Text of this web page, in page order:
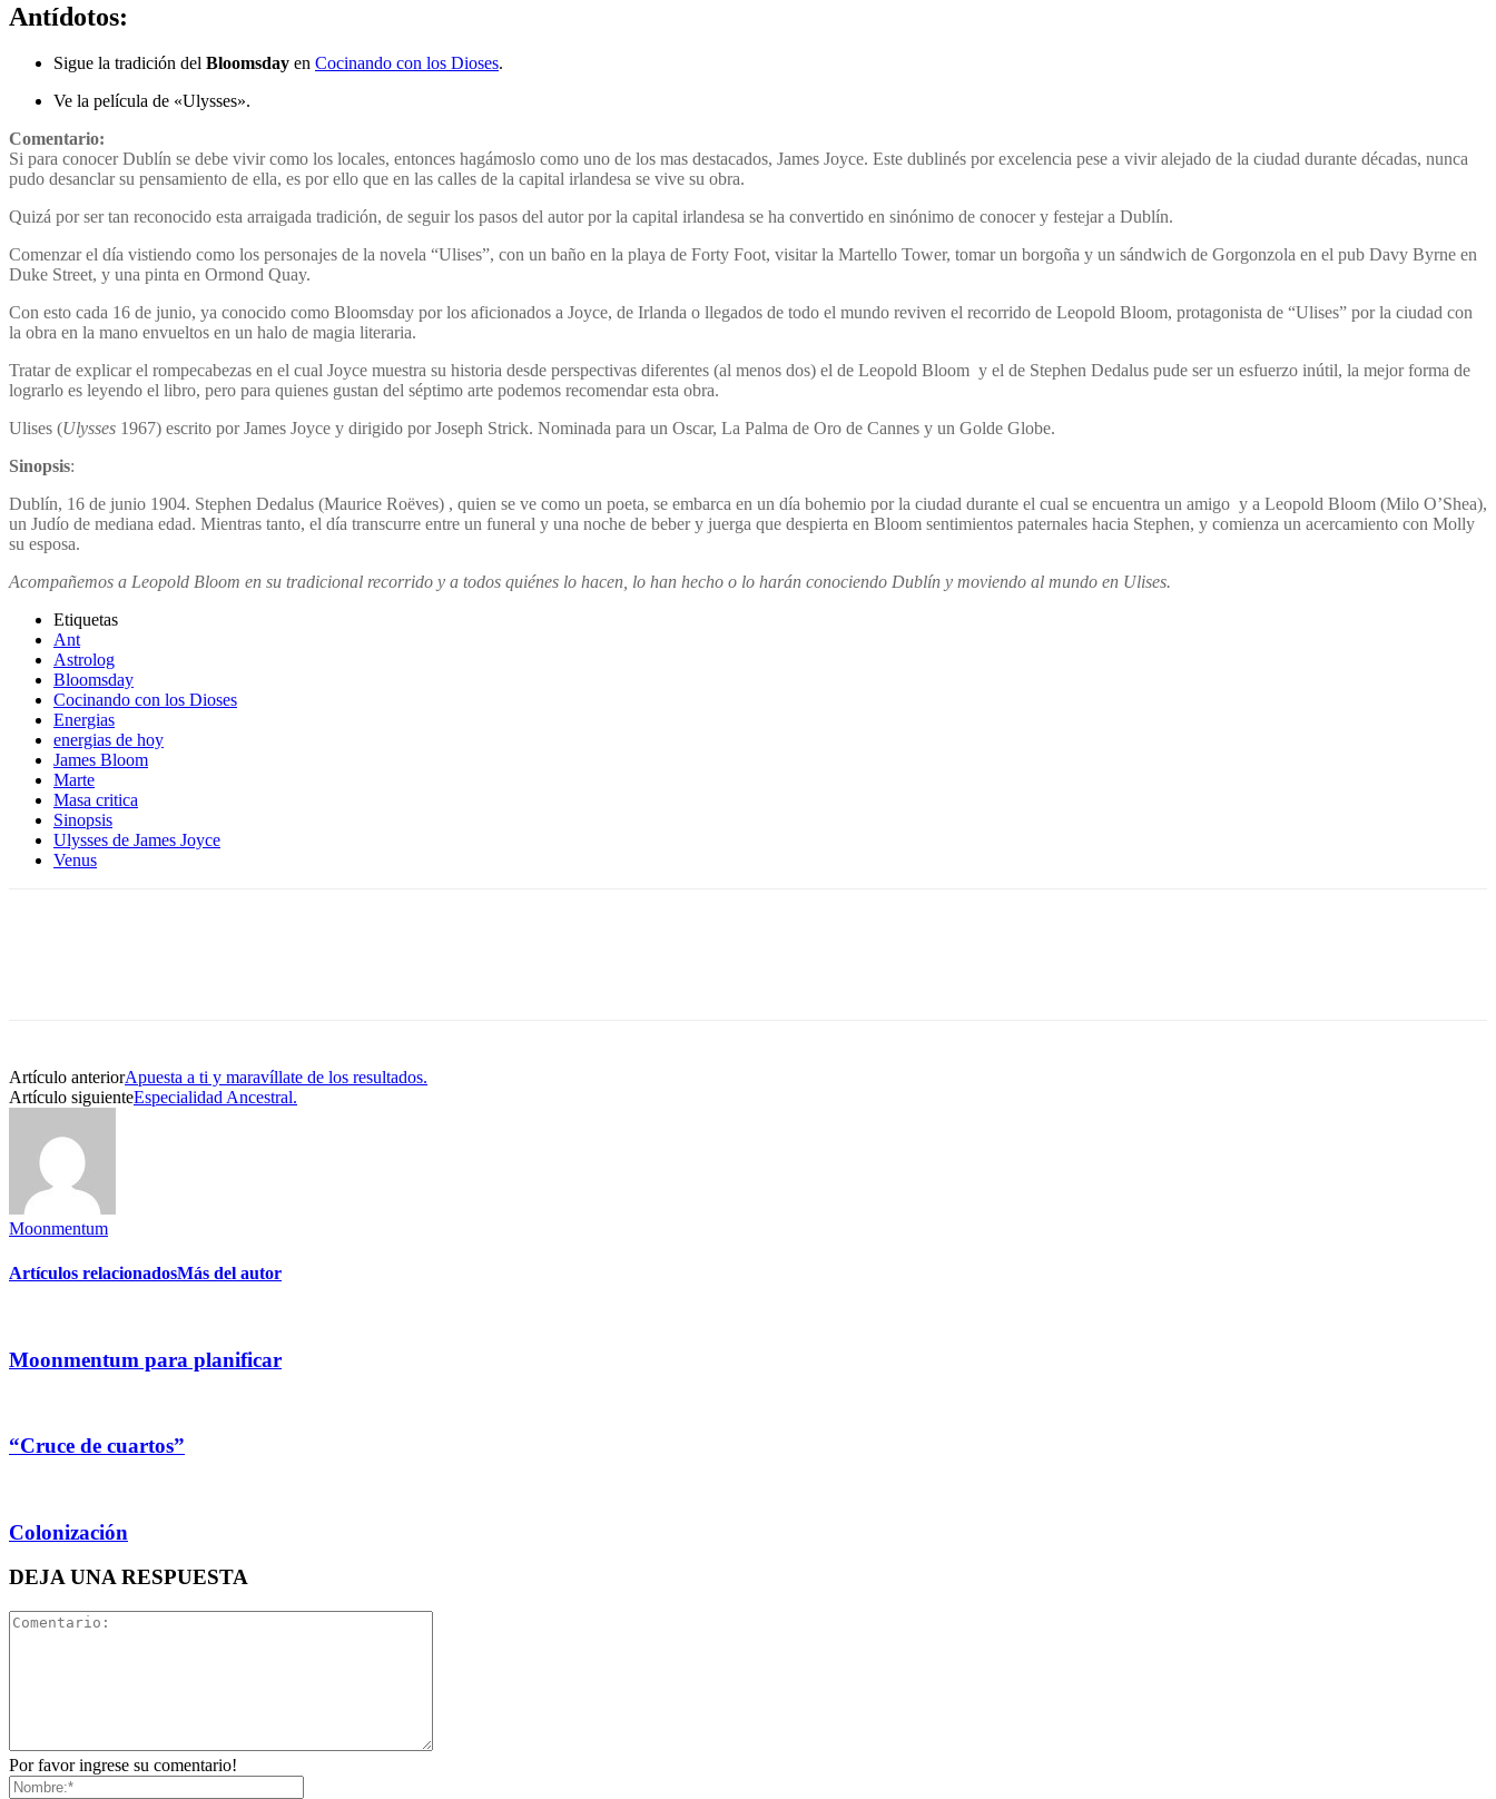
Antídotos:
Sigue la tradición del Bloomsday en Cocinando con los Dioses.
Ve la película de «Ulysses».
Comentario:
Si para conocer Dublín se debe vivir como los locales, entonces hagámoslo como uno de los mas destacados, James Joyce. Este dublinés por excelencia pese a vivir alejado de la ciudad durante décadas, nunca
pudo desanclar su pensamiento de ella, es por ello que en las calles de la capital irlandesa se vive su obra.
Quizá por ser tan reconocido esta arraigada tradición, de seguir los pasos del autor por la capital irlandesa se ha convertido en sinónimo de conocer y festejar a Dublín.
Comenzar el día vistiendo como los personajes de la novela “Ulises”, con un baño en la playa de Forty Foot, visitar la Martello Tower, tomar un borgoña y un sándwich de Gorgonzola en el pub Davy Byrne en
Duke Street, y una pinta en Ormond Quay.
Con esto cada 16 de junio, ya conocido como Bloomsday por los aficionados a Joyce, de Irlanda o llegados de todo el mundo reviven el recorrido de Leopold Bloom, protagonista de “Ulises” por la ciudad con
la obra en la mano envueltos en un halo de magia literaria.
Tratar de explicar el rompecabezas en el cual Joyce muestra su historia desde perspectivas diferentes (al menos dos) el de Leopold Bloom y el de Stephen Dedalus pude ser un esfuerzo inútil, la mejor forma de
lograrlo es leyendo el libro, pero para quienes gustan del séptimo arte podemos recomendar esta obra.
Ulises (Ulysses 1967) escrito por James Joyce y dirigido por Joseph Strick. Nominada para un Oscar, La Palma de Oro de Cannes y un Golde Globe.
Sinopsis:
Dublín, 16 de junio 1904. Stephen Dedalus (Maurice Roëves) , quien se ve como un poeta, se embarca en un día bohemio por la ciudad durante el cual se encuentra un amigo y a Leopold Bloom (Milo O’Shea),
un Judío de mediana edad. Mientras tanto, el día transcurre entre un funeral y una noche de beber y juerga que despierta en Bloom sentimientos paternales hacia Stephen, y comienza un acercamiento con Molly
su esposa.
Acompañemos a Leopold Bloom en su tradicional recorrido y a todos quiénes lo hacen, lo han hecho o lo harán conociendo Dublín y moviendo al mundo en Ulises.
Etiquetas
Ant
Astrolog
Bloomsday
Cocinando con los Dioses
Energias
energias de hoy
James Bloom
Marte
Masa critica
Sinopsis
Ulysses de James Joyce
Venus
Artículo anteriorApuesta a ti y maravíllate de los resultados.
Artículo siguienteEspecialidad Ancestral.
Moonmentum
Artículos relacionadosMás del autor
Moonmentum para planificar
“Cruce de cuartos”
Colonización
DEJA UNA RESPUESTA
Por favor ingrese su comentario!